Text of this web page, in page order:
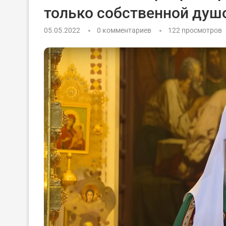
только собственной
05.05.2022 0 комментариев 122 просмотров